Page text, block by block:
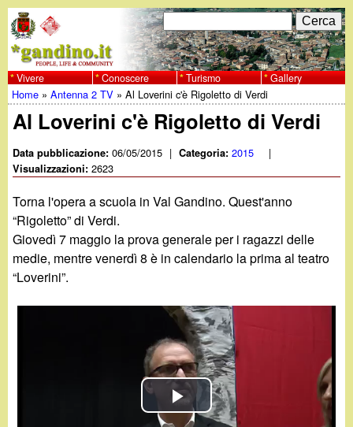
al
contenuto
principale
w
w
w
.
g
a
n
F
o
r
m
d
i
i
e
r
c
a
C
e
r
c
a
Vivere Conoscere Turismo Gallery
Tu
sei
qui
Home »Antenna 2 TV »Al Loverini c'è Rigoletto di Verdi
Al Loverini c'è Rigoletto di Verdi
Data pubblicazione:06/05/2015 | Categoria:2015 |
Visualizzazioni:2623
Torna l'opera a scuola in Val Gandino. Quest'anno
“Rigoletto” di Verdi.
Giovedì 7 maggio la prova generale per i ragazzi delle
medie, mentre venerdì 8 è in calendario la prima al teatro
“Loverini”.
P